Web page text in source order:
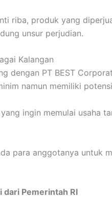
riba, produk yang
unsur perjudian.
Kalangan
dengan PT BEST
namun memiliki
ingin memulai usaha
para anggotanya untuk
dari Pemerintah RI